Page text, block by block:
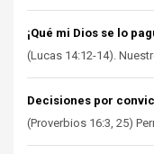
¡Qué mi Dios se lo
(Lucas 14:12-14).
Decisiones por
(Proverbios 16:3, 25)